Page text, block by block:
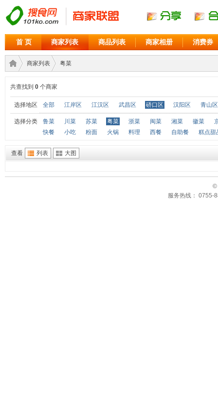
首 页 商家列表 商品列表 商家相册 消费券
商家›
商家列表
›
粤菜
共查找到 0 个商家
选择地区 全部 江岸区 江汉区 武昌区 硚口区 汉阳区 青山区
选择分类 鲁菜 川菜 苏菜 粤菜 浙菜 闽菜 湘菜 徽菜
快餐
小吃 粉面 火锅 料理 西餐 自助餐 糕点甜
查看 列表 大图
©
服务热线： 0755-